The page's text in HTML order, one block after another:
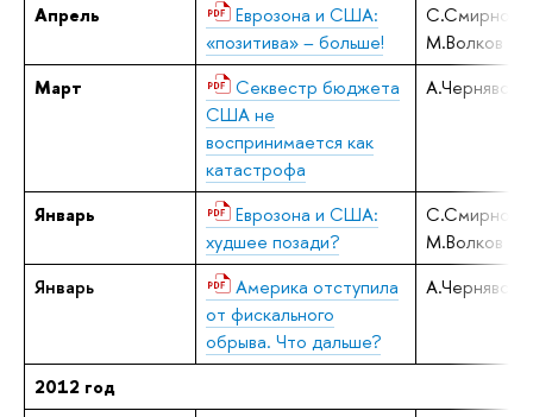
Апрель
Еврозона и США:
«позитива» – больше!
С.Смирнов,
М.Волков
Март
Секвестр бюджета
США не
воспринимается как
катастрофа
Январь
Еврозона и США:
худшее позади?
С.Смирнов,
М.Волков
Январь
Америка отступила
от фискального
обрыва. Что дальше?
2012 год